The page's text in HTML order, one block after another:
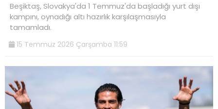
Beşiktaş, Slovakya'da 1 Temmuz'da başladığı yurt dışı
kampını, oynadığı altı hazırlık karşılaşmasıyla
tamamladı.
15 Temmuz 2026 Çarşamba 11:59